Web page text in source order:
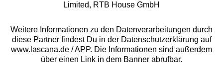
Limited, RTB House GmbH
Weitere Informationen zu den Datenverarbeitungen durch
diese Partner findest Du in der Datenschutzerklärung auf
www.lascana.de / APP. Die Informationen sind außerdem
über einen Link in dem Banner abrufbar.